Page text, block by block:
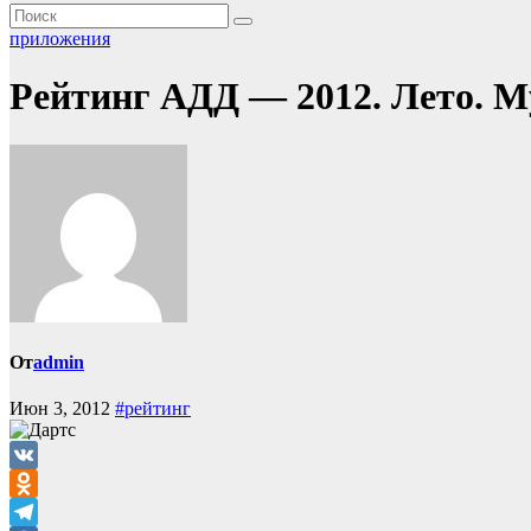
приложения
Рейтинг АДД — 2012. Лето.
Отadmin
Июн 3, 2012 #рейтинг
VK
Odnoklassniki